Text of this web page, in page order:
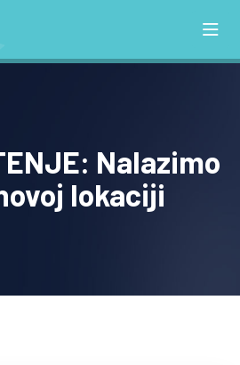
Nalazimo
lokaciji